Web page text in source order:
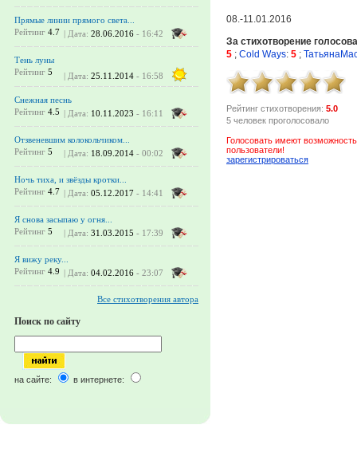
Прямые линии прямого света...
Рейтинг 4.7 | Дата: 28.06.2016 - 16:42
Тень луны
Рейтинг 5 | Дата: 25.11.2014 - 16:58
Снежная песнь
Рейтинг 4.5 | Дата: 10.11.2023 - 16:11
Отзвеневшим колокольчиком...
Рейтинг 5 | Дата: 18.09.2014 - 00:02
Ночь тиха, и звёзды кротки...
Рейтинг 4.7 | Дата: 05.12.2017 - 14:41
Я снова засыпаю у огня...
Рейтинг 5 | Дата: 31.03.2015 - 17:39
Я вижу реку...
Рейтинг 4.9 | Дата: 04.02.2016 - 23:07
Все стихотворения автора
Поиск по сайту
на сайте: в интернете:
08.-11.01.2016
За стихотворение
5 ; Cold Ways: 5 ;
Рейтинг стихотворения: 5.0
5 человек проголосовало
Голосовать имеют
пользователи!
зарегистрироваться